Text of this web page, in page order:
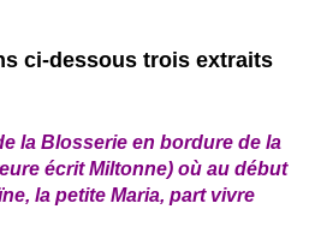
ci-dessous trois extraits
la Blosserie en bordure de la
écrit Miltonne) où au début
la petite Maria, part vivre